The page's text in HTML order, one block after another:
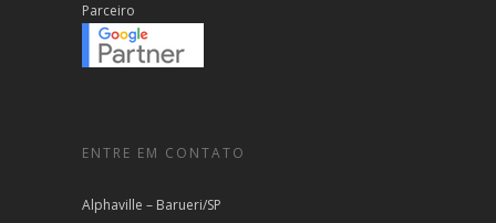
Parceiro
ENTRE EM CONTATO
Alphaville – Barueri/SP